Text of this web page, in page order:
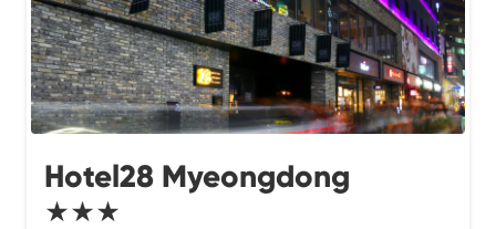
Hotel28 Myeongdong
★★★